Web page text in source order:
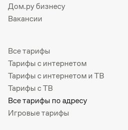
Дом.ру бизнесу
Вакансии
Все тарифы
Тарифы с интернетом
Тарифы с интернетом и ТВ
Тарифы с ТВ
Все тарифы по адресу
Игровые тарифы